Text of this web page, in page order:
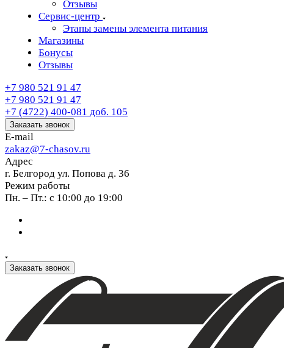
Отзывы
Сервис-центр
Этапы замены элемента питания
Магазины
Бонусы
Отзывы
+7 980 521 91 47
+7 980 521 91 47
+7 (4722) 400-081 доб. 105
Заказать звонок
E-mail
zakaz@7-chasov.ru
Адрес
г. Белгород ул. Попова д. 36
Режим работы
Пн. – Пт.: с 10:00 до 19:00
Заказать звонок